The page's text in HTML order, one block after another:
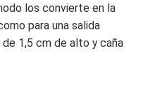
los convierte en la
para una salida
1,5 cm de alto y caña